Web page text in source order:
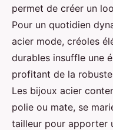
permet de créer un
Pour un quotidien
acier mode, créoles
durables insuffle une
profitant de la
Les bijoux acier
polie ou mate, se
tailleur pour apporter